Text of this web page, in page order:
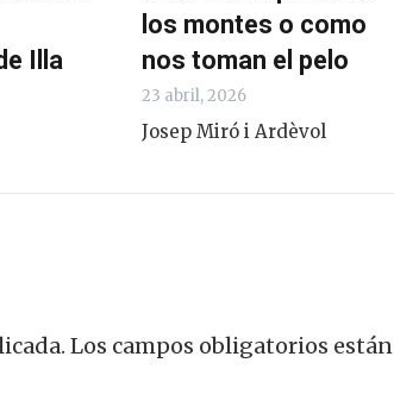
Illa
los montes o como
nos toman el pelo
23 abril, 2026
Josep Miró i Ardèvol
Los campos obligatorios están